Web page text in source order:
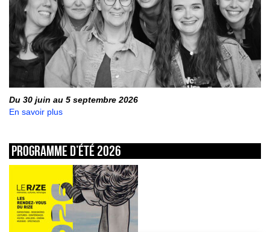
Du 30 juin au 5 septembre 2026
En savoir plus
Programme d’été 2026